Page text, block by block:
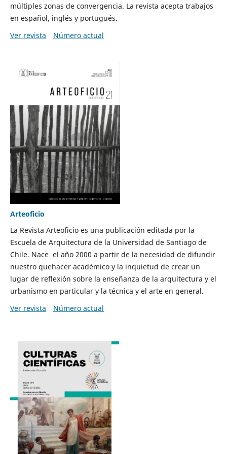
múltiples zonas de convergencia. La revista acepta trabajos
en español, inglés y portugués.
Ver revista
Número actual
Arteoficio
La Revista Arteoficio es una publicación editada por la
Escuela de Arquitectura de la Universidad de Santiago de
Chile. Nace el año 2000 a partir de la necesidad de difundir
nuestro quehacer académico y la inquietud de crear un
lugar de reflexión sobre la enseñanza de la arquitectura y el
urbanismo en particular y la técnica y el arte en general.
Ver revista
Número actual